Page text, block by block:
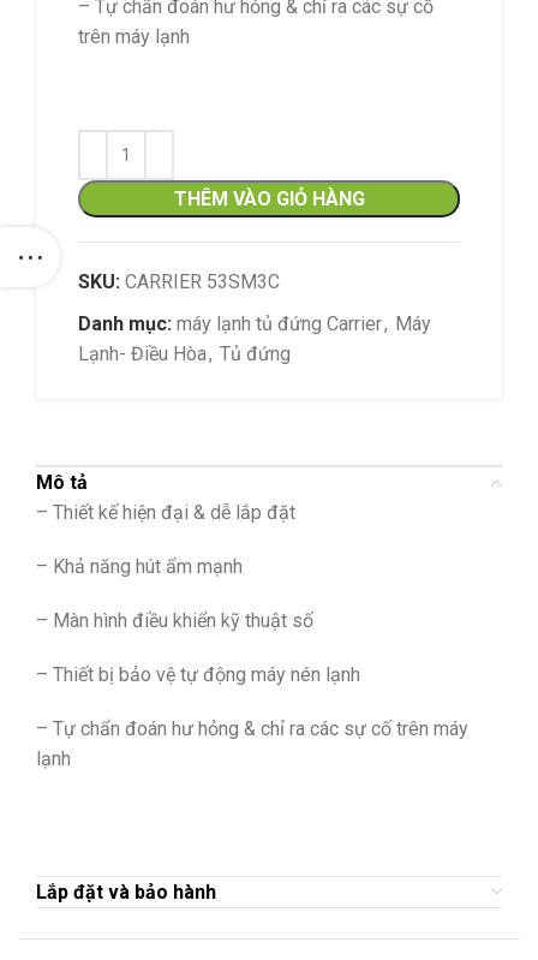
– Tự chẩn đoán hư hỏng & chỉ ra các sự cố
trên máy lạnh
THÊM VÀO GIỎ HÀNG
SKU: CARRIER 53SM3C
Danh mục: máy lạnh tủ đứng Carrier, Máy
Lạnh- Điều Hòa, Tủ đứng
Mô tả
– Thiết kế hiện đại & dễ lắp đặt
– Khả năng hút ẩm mạnh
– Màn hình điều khiển kỹ thuật số
– Thiết bị bảo vệ tự động máy nén lạnh
– Tự chẩn đoán hư hỏng & chỉ ra các sự cố trên máy
lạnh
Lắp đặt và bảo hành